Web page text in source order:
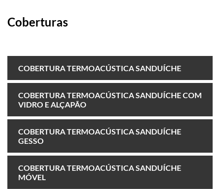
Coberturas
COBERTURA TERMOACÚSTICA SANDUÍCHE
COBERTURA TERMOACÚSTICA SANDUÍCHE COM
VIDRO E ALÇAPÃO
COBERTURA TERMOACÚSTICA SANDUÍCHE
GESSO
COBERTURA TERMOACÚSTICA SANDUÍCHE
MÓVEL